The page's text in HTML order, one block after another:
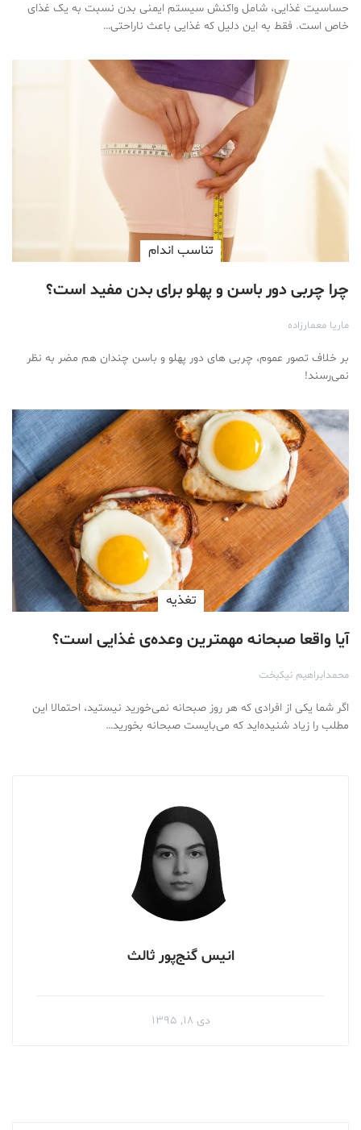
حساسیت غذایی، شامل واکنش سیستم ایمنی بدن نسبت به یک غذای
خاص است. فقط به این دلیل که غذایی باعث ناراحتی…
تناسب اندام
چرا چربی دور باسن و پهلو برای بدن مفید است؟
ماریا معمارزاده
بر خلاف تصور عموم، چربی های دور پهلو و باسن چندان هم مضر به نظر
نمی‌رسند!
تغذیه
آیا واقعا صبحانه مهمترین وعده‌ی غذایی است؟
محمدابراهیم نیکبخت
اگر شما یکی از افرادی که هر روز صبحانه نمی‌خورید نیستید، احتمالا این
مطلب را زیاد شنیده‌اید که می‌بایست صبحانه بخورید…
انیس گنج‌پور ثالث
دی ۱۸, ۱۳۹۵